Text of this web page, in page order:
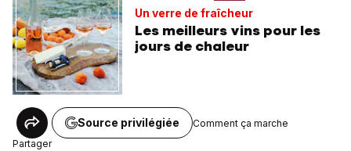
Un verre de fraîcheur
Les meilleurs vins pour les
jours de chaleur
Partager
Source privilégiée Comment ça marche